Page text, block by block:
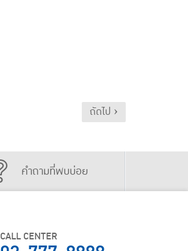
ถัดไป ›
คำถามที่พบบ่อย
CALL CENTER